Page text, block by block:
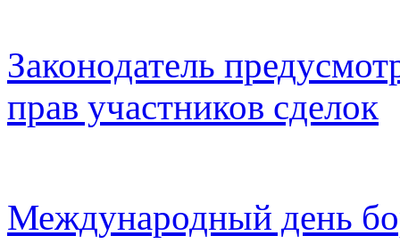
Законодатель
прав участников сделок
Международный день